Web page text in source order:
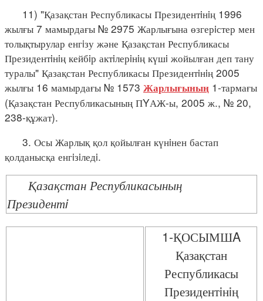
11) "Қазақстан Республикасы Президентiнiң 1996
жылғы 7 мамырдағы № 2975 Жарлығына өзгерiстер мен
толықтырулар енгiзу және Қазақстан Республикасы
Президентiнiң кейбiр актiлерiнiң күшi жойылған деп тану
туралы" Қазақстан Республикасы Президентiнiң 2005
жылғы 16 мамырдағы № 1573 Жарлығының 1-тармағы
(Қазақстан Республикасының ПYАЖ-ы, 2005 ж., № 20,
238-құжат).
3. Осы Жарлық қол қойылған күнiнен бастап
қолданысқа енгiзiледi.
Қазақстан Республикасының
Президентi
1-ҚОСЫМШA
Қазақстан
Республикасы
Президентiнiң